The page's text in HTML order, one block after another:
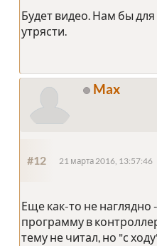
Будет видео. Нам бы
утрясти.
Max
#12 21 марта 2016, 13:57:46
Еще как-то не наглядно
программу в
тему не читал, но "с